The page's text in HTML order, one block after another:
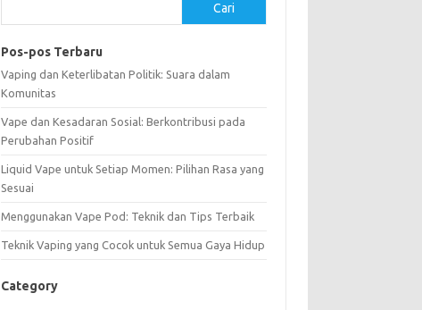
Cari
Pos-pos Terbaru
Vaping dan Keterlibatan Politik: Suara dalam
Komunitas
Vape dan Kesadaran Sosial: Berkontribusi pada
Perubahan Positif
Liquid Vape untuk Setiap Momen: Pilihan Rasa yang
Sesuai
Menggunakan Vape Pod: Teknik dan Tips Terbaik
Teknik Vaping yang Cocok untuk Semua Gaya Hidup
Category